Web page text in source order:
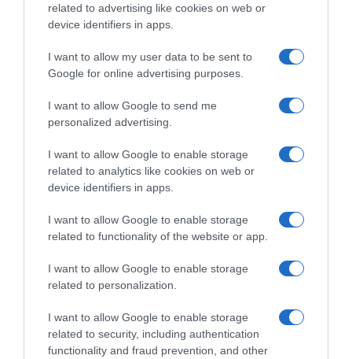
related to advertising like cookies on web or
device identifiers in apps.
I want to allow my user data to be sent to
Google for online advertising purposes.
I want to allow Google to send me
personalized advertising.
I want to allow Google to enable storage
related to analytics like cookies on web or
device identifiers in apps.
I want to allow Google to enable storage
related to functionality of the website or app.
I want to allow Google to enable storage
related to personalization.
I want to allow Google to enable storage
related to security, including authentication
functionality and fraud prevention, and other
ΣΧΟΛΙΑ